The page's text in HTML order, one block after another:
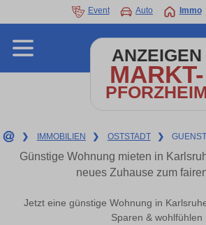
Event Auto Immo
ANZEIGEN
MARKT-
PFORZHEIM
❯ IMMOBILIEN ❯ OSTSTADT ❯
Günstige Wohnung mieten in
neues Zuhause zum
Jetzt eine günstige Wohnung in
Sparen & wohlfühlen